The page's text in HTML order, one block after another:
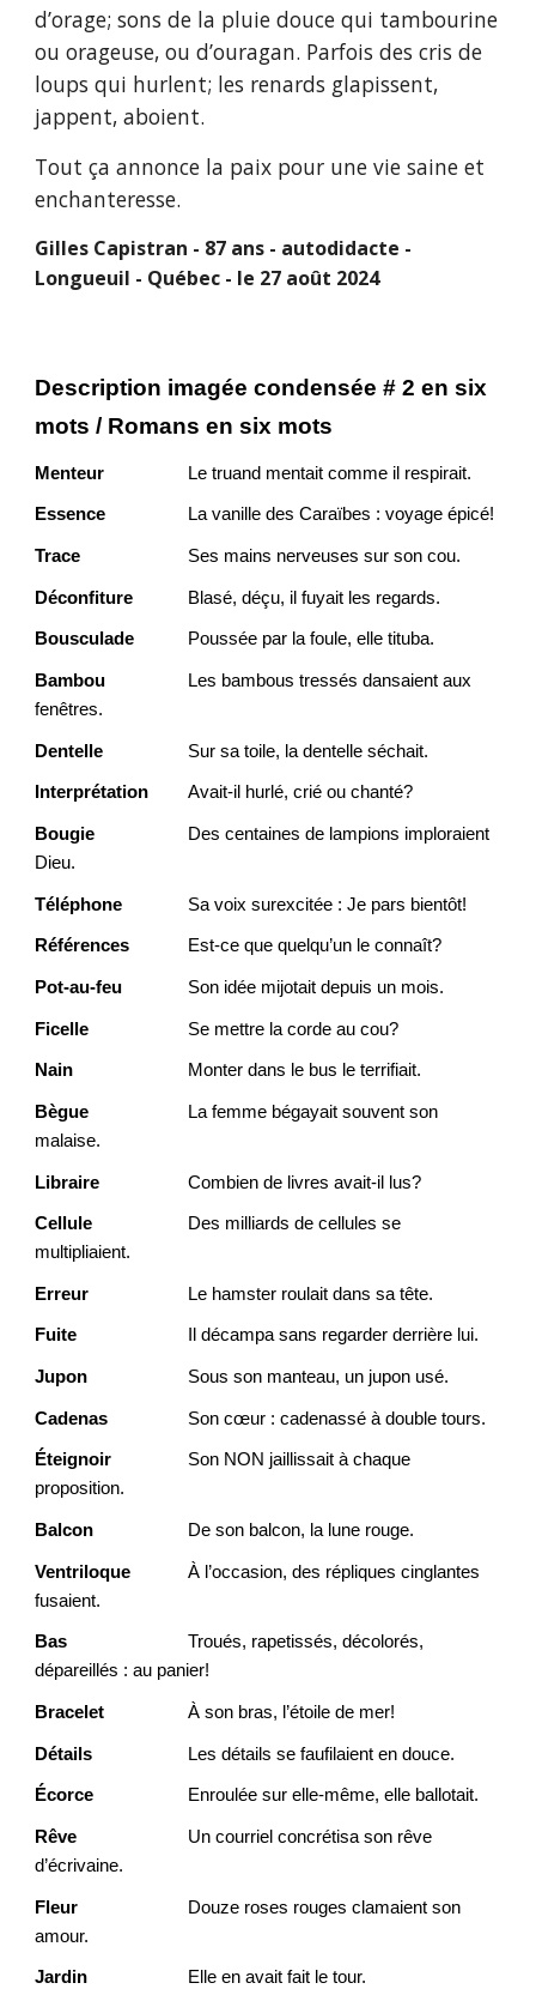
d’orage; sons de la pluie douce qui tambourine
ou orageuse, ou d’ouragan. Parfois des cris de
loups qui hurlent; les renards glapissent,
jappent, aboient.
Tout ça annonce la paix pour une vie saine et
enchanteresse.
Gilles Capistran - 87 ans - autodidacte -
Longueuil - Québec - le 27 août 2024
Description imagée condensée # 2 en six
mots / Romans en six mots
Menteur Le truand mentait comme il respirait.
Essence La vanille des Caraïbes : voyage épicé!
Trace Ses mains nerveuses sur son cou.
Déconfiture Blasé, déçu, il fuyait les regards.
Bousculade Poussée par la foule, elle tituba.
Bambou
Les bambous tressés dansaient aux
fenêtres.
Dentelle Sur sa toile, la dentelle séchait.
Interprétation Avait-il hurlé, crié ou chanté?
Bougie
Des centaines de lampions imploraient
Dieu.
Téléphone Sa voix surexcitée : Je pars bientôt!
Références Est-ce que quelqu’un le connaît?
Pot-au-feu Son idée mijotait depuis un mois.
Ficelle Se mettre la corde au cou?
Nain Monter dans le bus le terrifiait.
Bègue
La femme bégayait souvent son
malaise.
Libraire Combien de livres avait-il lus?
Cellule
Des milliards de cellules se
multipliaient.
Erreur Le hamster roulait dans sa tête.
Fuite Il décampa sans regarder derrière lui.
Jupon Sous son manteau, un jupon usé.
Cadenas Son cœur : cadenassé à double tours.
Éteignoir
Son NON jaillissait à chaque
proposition.
Balcon De son balcon, la lune rouge.
Ventriloque
À l’occasion, des répliques cinglantes
fusaient.
Bas
Troués, rapetissés, décolorés,
dépareillés : au panier!
Bracelet À son bras, l’étoile de mer!
Détails Les détails se faufilaient en douce.
Écorce Enroulée sur elle-même, elle ballotait.
Rêve
Un courriel concrétisa son rêve
d’écrivaine.
Fleur
Douze roses rouges clamaient son
amour.
Jardin Elle en avait fait le tour.